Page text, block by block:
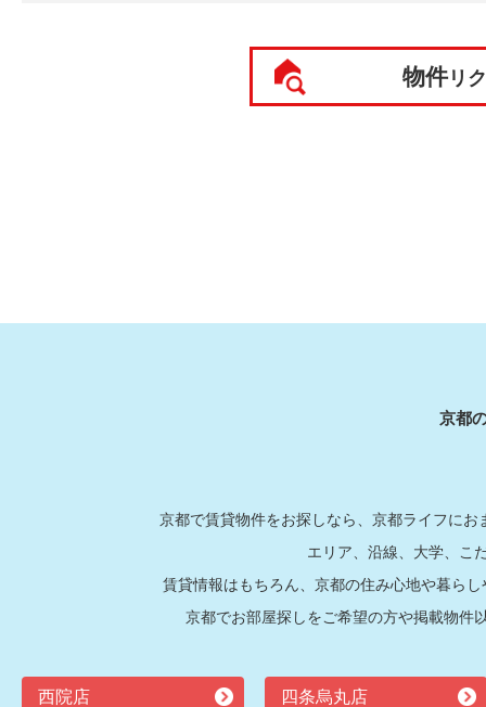
物件リ
京都
京都で賃貸物件をお探しなら、京都ライフに
エリア、沿線、大学、こ
賃貸情報はもちろん、京都の住み心地や暮ら
京都でお部屋探しをご希望の方や掲載物件
西院店 四条烏丸店